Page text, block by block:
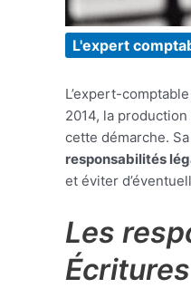
L'expert
L’expert-
2014, la
cette démarche.
responsabilités
et éviter
Les